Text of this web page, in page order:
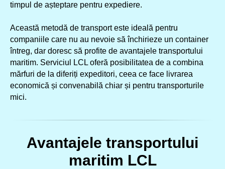
timpul de așteptare pentru expediere.
Această metodă de transport este ideală pentru
companiile care nu au nevoie să închirieze un container
întreg, dar doresc să profite de avantajele transportului
maritim. Serviciul LCL oferă posibilitatea de a combina
mărfuri de la diferiți expeditori, ceea ce face livrarea
economică și convenabilă chiar și pentru transporturile
mici.
Avantajele transportului
maritim LCL